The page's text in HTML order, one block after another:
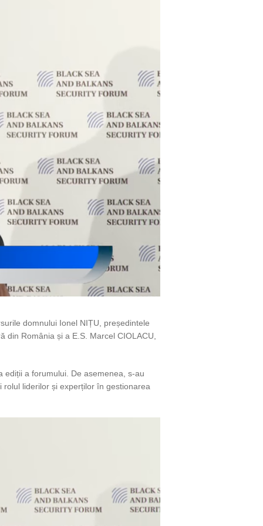
domnului Ionel NIȚU, președintele
din România și a E.S. Marcel CIOLACU,
ediții a forumului. De asemenea, s-au
liderilor și experților în gestionarea